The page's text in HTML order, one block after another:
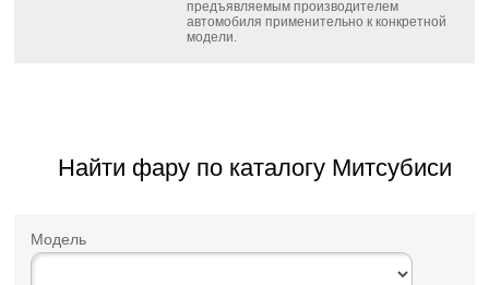
предъявляемым производителем
автомобиля применительно к конкретной
модели.
Найти фару по каталогу Митсубиси
Модель